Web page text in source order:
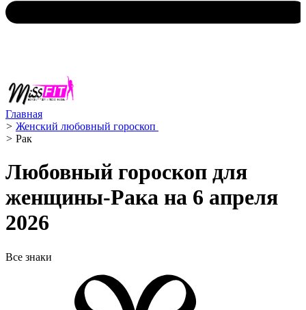
Главная
> Женский любовный гороскоп ️
> Рак ️
Любовный гороскоп для
женщины-Рака на 6 апреля
2026
Все знаки